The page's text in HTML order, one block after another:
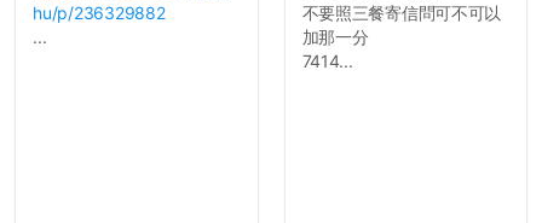
hu/p/236329882
...
不要照三餐寄信問可不可以
加那一分
7414...